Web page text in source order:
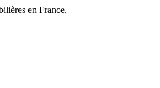
en France.